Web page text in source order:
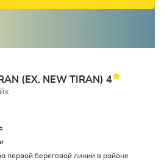
(EX. NEW TIRAN) 4
первой береговой линии в районе